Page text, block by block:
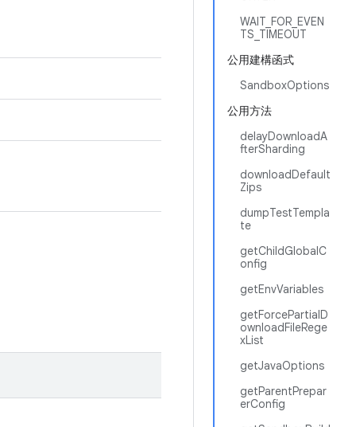
WAIT_FOR_EVEN
TS_TIMEOUT
公用建構函式
SandboxOptions
公用方法
delayDownloadA
fterSharding
downloadDefault
Zips
dumpTestTempla
te
getChildGlobalC
onfig
getEnvVariables
getForcePartialD
ownloadFileRege
xList
getJavaOptions
getParentPrepar
erConfig